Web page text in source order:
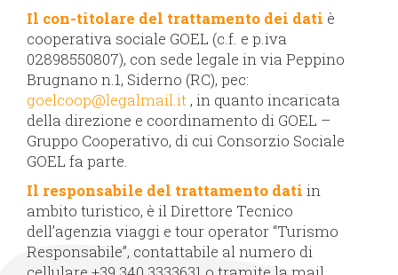
Il con-titolare del trattamento dei dati è
cooperativa sociale GOEL (c.f. e p.iva
02898550807), con sede legale in via Peppino
Brugnano n.1, Siderno (RC), pec:
goelcoop@legalmail.it , in quanto incaricata
della direzione e coordinamento di GOEL –
Gruppo Cooperativo, di cui Consorzio Sociale
GOEL fa parte.
Il responsabile del trattamento dati in
ambito turistico, è il Direttore Tecnico
dell’agenzia viaggi e tour operator “Turismo
Responsabile”, contattabile al numero di